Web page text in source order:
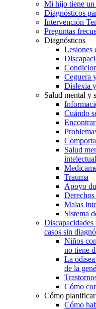
Mi hijo tiene un
Diagnósticos
Intervención
Preguntas
Diagnósticos
Lesiones
Ceguera
Dislexia
Salud mental y
Cuándo
Salud
Trauma
Apoyo
Malas
Sistema
casos sin
Niños
no tiene
La
de la
Cómo
Cómo
Cómo